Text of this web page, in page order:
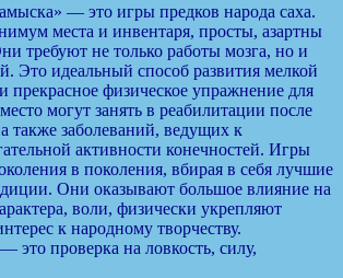
— это игры предков народа саха.
места и инвентаря, просты, азартны
требуют не только работы мозга, но и
Это идеальный способ развития мелкой
прекрасное физическое упражнение для
могут занять в реабилитации после
также заболеваний, ведущих к
активности конечностей. Игры
в поколения, вбирая в себя лучшие
Они оказывают большое влияние на
воли, физически укрепляют
к народному творчеству.
это проверка на ловкость, силу,